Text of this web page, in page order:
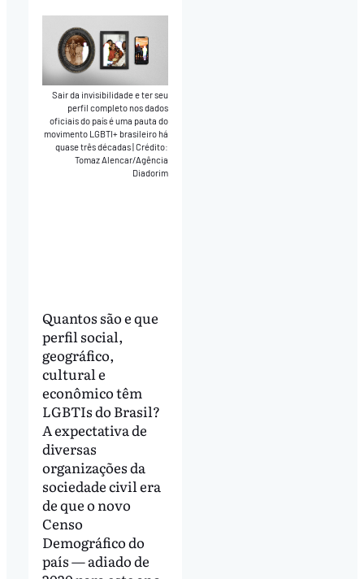
Sair da invisibilidade e ter seu
perfil completo nos dados
oficiais do país é uma pauta do
movimento LGBTI+ brasileiro há
quase três décadas Crédito:
Tomaz Alencar/Agência
Diadorim
Quantos são e que
perfil social,
geográfico,
cultural e
econômico têm
LGBTIs do Brasil?
A expectativa de
diversas
organizações da
sociedade civil era
de que o novo
Censo
Demográfico do
país — adiado de